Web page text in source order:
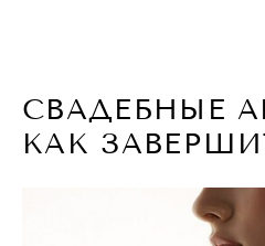
СВАДЕБНЫЕ
КАК